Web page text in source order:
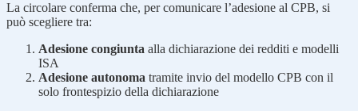
La circolare conferma che, per comunicare l’adesione al CPB, si
può scegliere tra:
Adesione congiunta alla dichiarazione dei redditi e modelli
ISA
Adesione autonoma tramite invio del modello CPB con il
solo frontespizio della dichiarazione